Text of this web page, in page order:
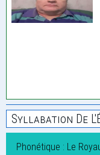
Syllabation De
Phonétique : Le